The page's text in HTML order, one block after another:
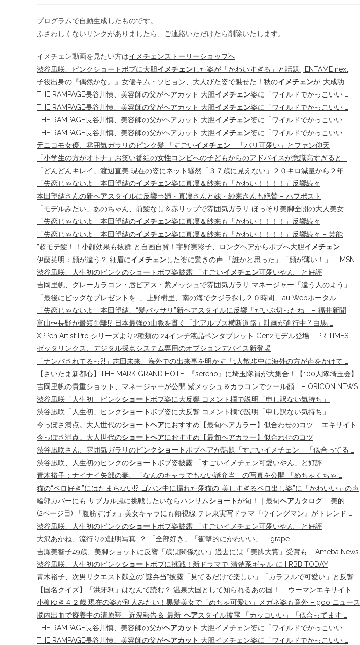
プログラムで自動生成したものです。
ふさわしくないリンクがありましたら、ご連絡いただけたら削除いたします。
イメチェン動画を見たい方はイメチェンストーリーショップへ
渋谷凪咲、ピンクショートボブに大胆イメチェンした姿が「かわいすぎる」と話題 | ENTAME next
子役出身の『偶然かな。』女優キム・ソヒョン、大人びた姿で魅せた！秋のイメチェンが“大成功 …
THE RAMPAGE長谷川慎、美容師の父がヘアカット 大胆イメチェン姿に「ワイルドでかっこいい …
THE RAMPAGE長谷川慎、美容師の父がヘアカット 大胆イメチェン姿に「ワイルドでかっこいい …
THE RAMPAGE長谷川慎、美容師の父がヘアカット 大胆イメチェン姿に「ワイルドでかっこいい …
THE RAMPAGE長谷川慎、美容師の父がヘアカット 大胆イメチェン姿に「ワイルドでかっこいい …
元ニコモ女優、雰囲気ガラリのピンク髪 「すごいイメチェン 」「バリ可愛い」とファン仰天
「小学生の方がオトナ」お笑い番組の女性コンビへの子どもからのアドバイスが意識高すぎると …
「どんどんキレイ」渡辺直美 現在の姿にネット騒然「３７歳に見えない」２０キロ減量から２年
「失恋じゃないよ」本田望結のイメチェン姿に真凜＆紗来も「かわい！！！！」反響続々
本田望結さんの新ヘアスタイルに反響⇒姉・真凜さんと妹・紗来さんも絶賛 – ハフポスト
「モデルみたい」あのちゃん、前髪なし＆赤リップで雰囲気ガラリ ほっそり美脚全開の大人美女 …
「失恋じゃないよ」本田望結のイメチェン姿に真凜＆紗来も「かわい！！！！」反響続々
「失恋じゃないよ」本田望結のイメチェン姿に真凜＆紗来も「かわい！！！！」反響続々 – 芸能
”超モテ髪！！小顔効果も抜群”と自画自賛！宇野実彩子、ロングヘアからボブへ大胆イメチェン
伊藤英明：顔が違う？ 細眉にイメチェンした姿に驚きの声 「誰かと思った」「顔が薄い！」 – MSN
渋谷凪咲、人生初のピンクのショートボブ姿披露 「すごいイメチェン可愛いやん」と好評
吉岡里帆、グレーカラコン・唇ピアス・紫メッシュで雰囲気ガラリ マネージャー「違う人のよう」
「最後にビッグなプレゼントを…」上野樹里、南の海でクジラ探し２０時間 – au Webポータル
「失恋じゃないよ」本田望結、“髪バッサリ”新ヘアスタイルに反響「だいぶ切ったね … – 福井新聞
富山〜長野が最短距離!? 日本最強の山脈を貫く「北アルプス横断道路」計画が進行中!? 白馬 …
XPPen Artist Pro シリーズより2種類の 24インチ液晶ペンタブレット Gen2モデル登場 – PR TIMES
ゼッタリンクス、デジタル採点システム専用のオプションデバイス新登場
「ナンパされてるっ?!」志田未来、海外での出来事を明かす「1人散歩中に海外の方が声をかけて …
【さいたま新都心】THE MARK GRAND HOTEL『sereno』に埼玉隊員が大集合！【100人隊埼玉会】
吉岡里帆の貴重ショット、マネージャーが公開 紫メッシュ＆カラコンでクール顔 … – ORICON NEWS
渋谷凪咲「人生初」ピンクショートボブ姿に大反響 コメント欄で説明「申し訳ない気持ち」
渋谷凪咲「人生初」ピンクショートボブ姿に大反響 コメント欄で説明「申し訳ない気持ち」
今っぽさ満点。大人世代のショートヘアにおすすめ【最旬ヘアカラー】似合わせのコツ – エキサイト
今っぽさ満点。大人世代のショートヘアにおすすめ【最旬ヘアカラー】似合わせのコツ
渋谷凪咲さん、雰囲気ガラリのピンクショートボブヘアが話題「すごいイメチェン」「似合ってる …
渋谷凪咲、人生初のピンクのショートボブ姿披露 「すごいイメチェン可愛いやん」と好評
青木裕子：ナイナイ矢部の妻、「なんのキャラでもない謎弁当」の写真を公開 「めちゃくちゃ …
猫の“ベロ好き”にはたまらない!? ゴハン中に撮れた愛猫の“美しすぎるベロ出し姿”に「かわいい」の声
輪郭カバーにも サブカル風に挑戦したいならハンサムショートが旬！｜最旬ヘアカタログ – 美的
(2ページ目) 「腹筋すげぇ」美女キャラにも熱視線 テレ東実写ドラマ『ウイングマン』がトレンド …
渋谷凪咲、人生初のピンクのショートボブ姿披露 「すごいイメチェン可愛いやん」と好評
大沢あかね、流行りの証明写真…？ 「全部好き」「衝撃的にかわいい」 – grape
吉瀬美智子49歳、美脚ショットに反響「歳は関係ない」過去には「美脚大賞」受賞も – Ameba News
渋谷凪咲、人生初のピンクショートボブに挑戦！新ドラマで“清楚系ギャル”に | RBB TODAY
青木裕子、次男リクエスト献立の“謎弁当”披露「見てるだけで楽しい」「カラフルで可愛い」と反響
【国名クイズ】「洪牙利」はなんて読む？ 温泉大国として知られるあの国！ – ウーマンエキサイト
小柳ゆき４２歳 現在の姿が別人みたい！黒髪美女で「めちゃ可愛い」メガネ姿も意外 – goo ニュース
脳内出血で療養中の清原翔、近況報告＆“最新”ヘアスタイル披露 「カッコいい」「似合ってます …
THE RAMPAGE長谷川慎、美容師の父がヘアカット 大胆イメチェン姿に「ワイルドでかっこいい …
THE RAMPAGE長谷川慎、美容師の父がヘアカット 大胆イメチェン姿に「ワイルドでかっこいい …